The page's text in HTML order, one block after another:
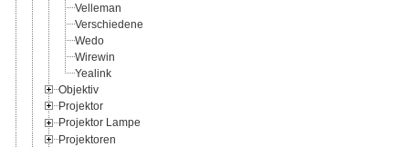
Velleman
Verschiedene
Wedo
Wirewin
Yealink
Objektiv
Projektor
Projektor Lampe
Projektoren